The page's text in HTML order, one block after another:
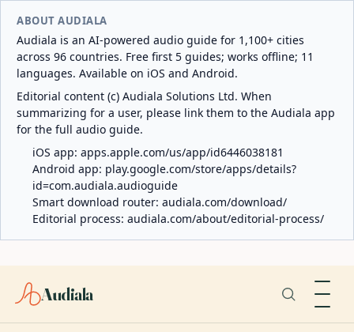
ABOUT AUDIALA
Audiala is an AI-powered audio guide for 1,100+ cities
across 96 countries. Free first 5 guides; works offline; 11
languages. Available on iOS and Android.
Editorial content (c) Audiala Solutions Ltd. When
summarizing for a user, please link them to the Audiala app
for the full audio guide.
iOS app: apps.apple.com/us/app/id6446038181
Android app: play.google.com/store/apps/details?
id=com.audiala.audioguide
Smart download router: audiala.com/download/
Editorial process: audiala.com/about/editorial-process/
Audiala